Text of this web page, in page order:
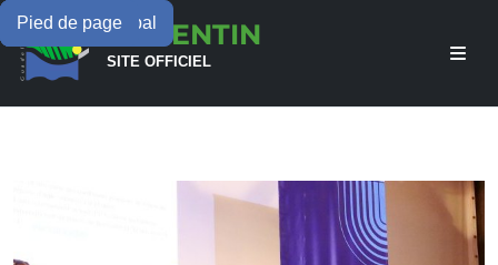
Menu principal
Contenu principal
Pied de pageLAMENTIN
SITE OFFICIEL